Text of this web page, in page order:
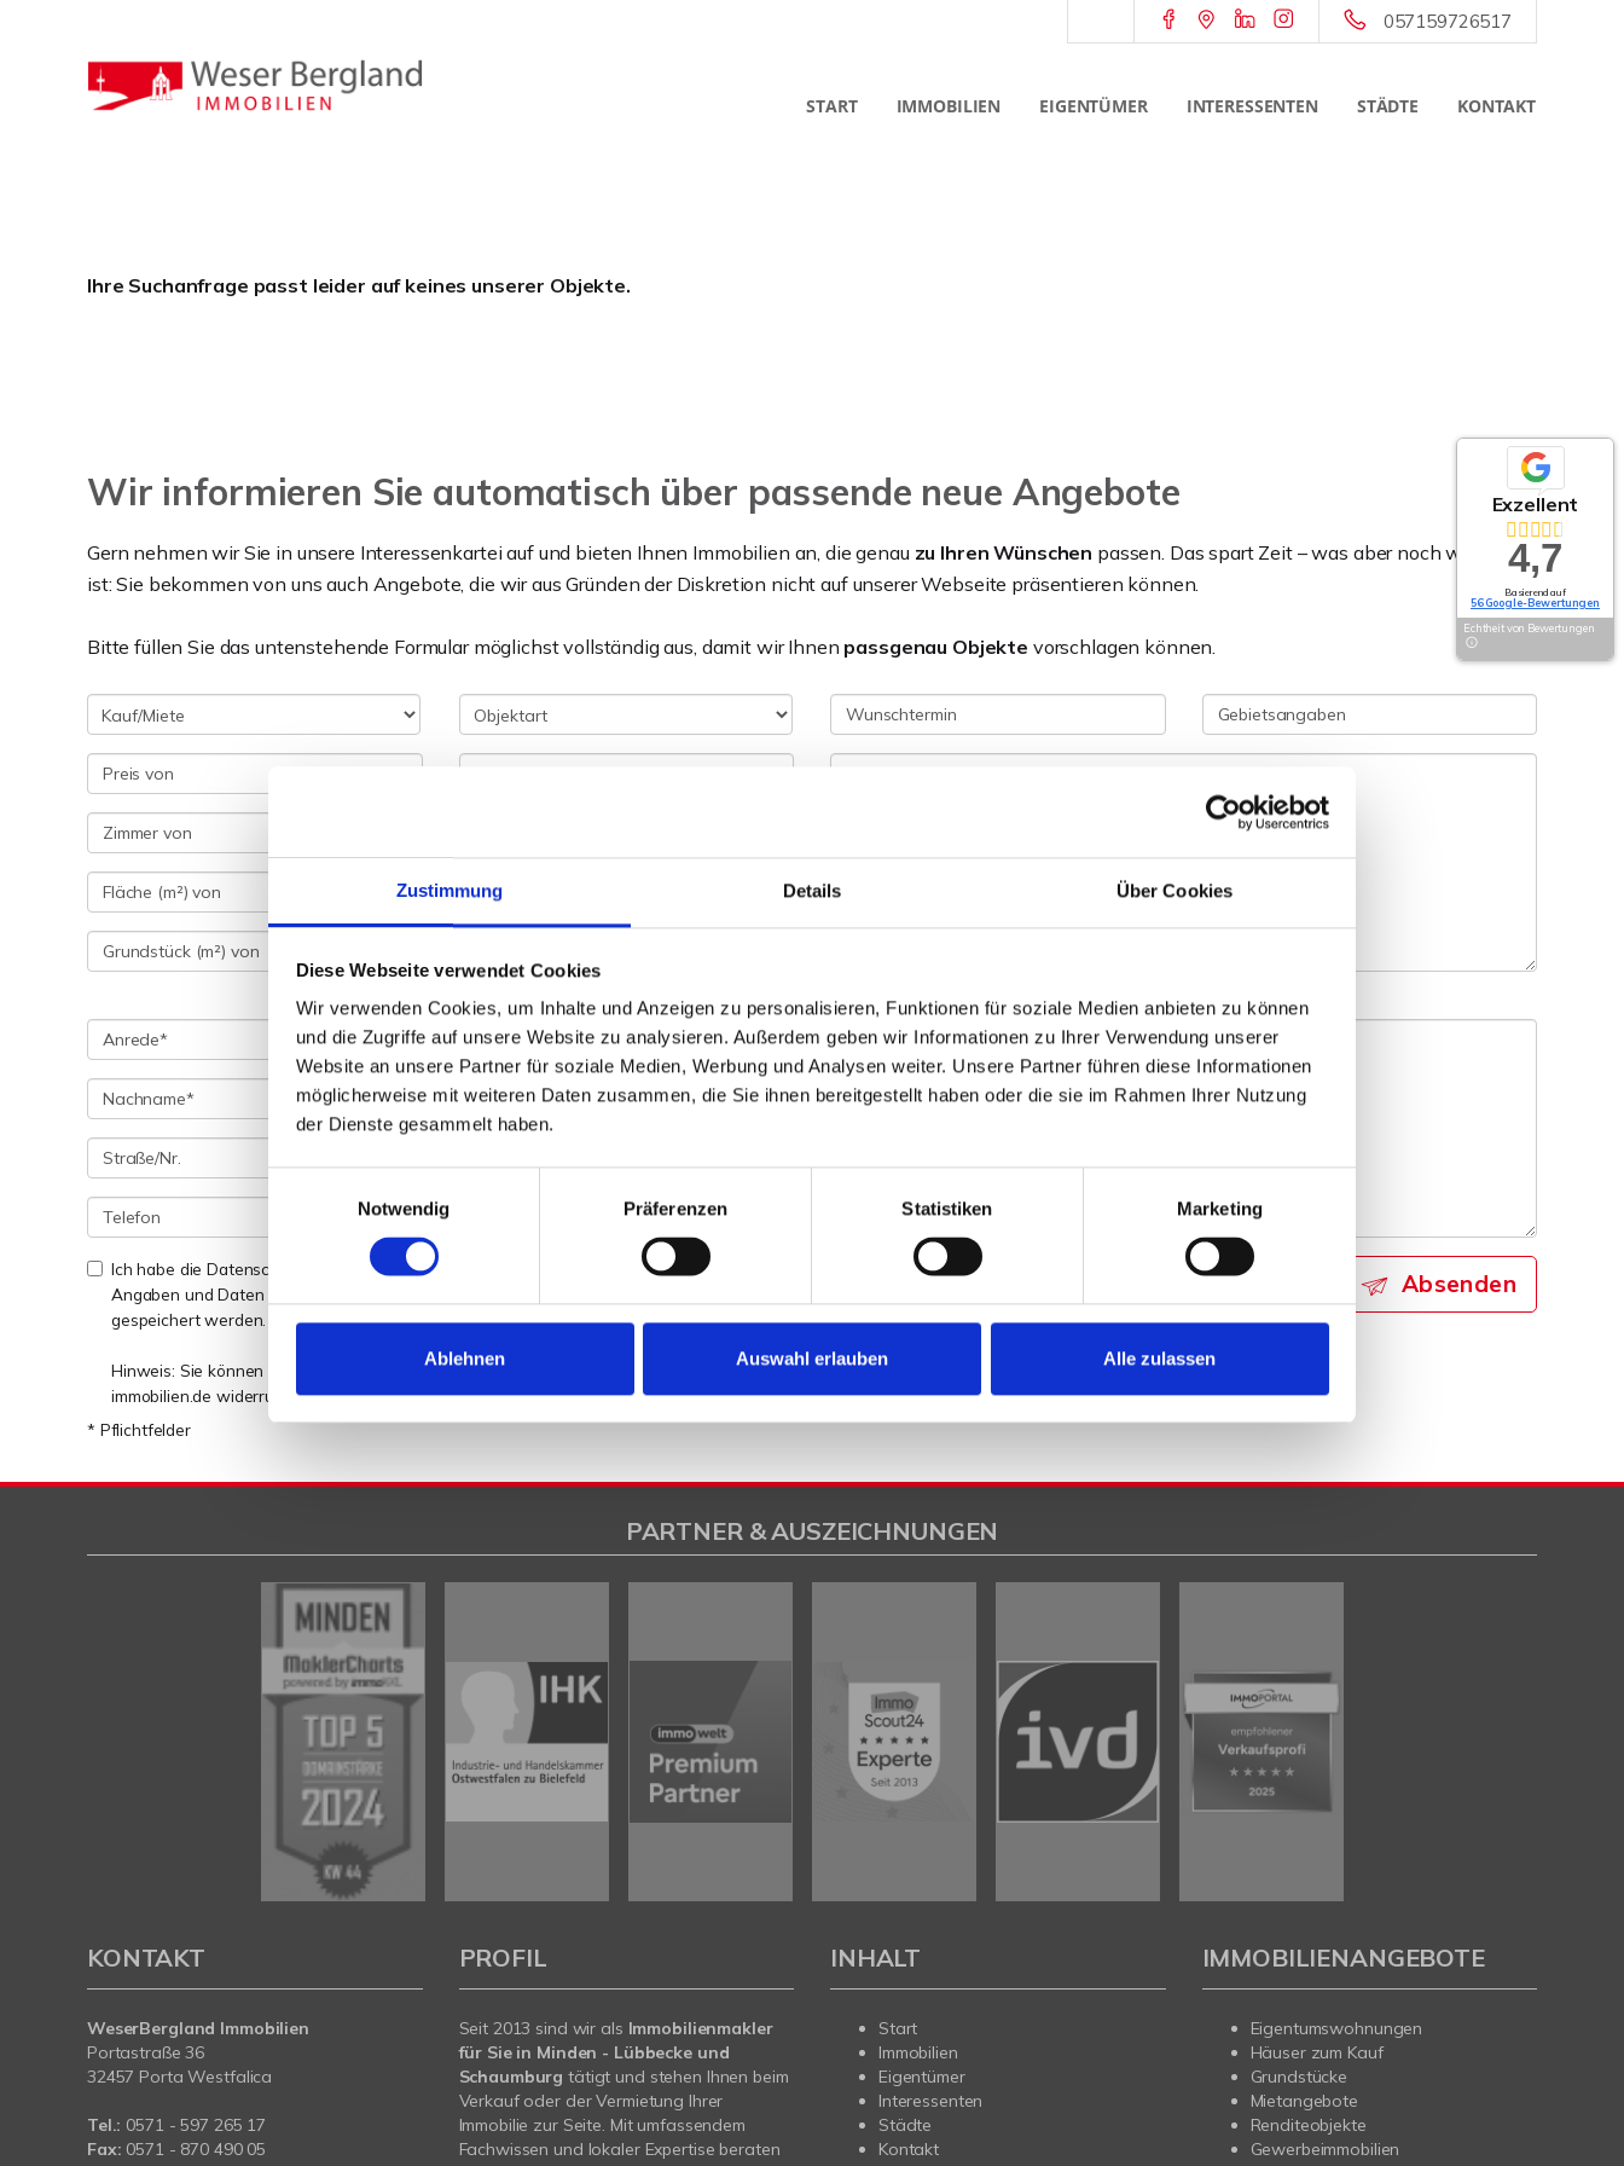
Zustimmung Details Über Cookies
Diese Webseite verwendet Cookies
Wir verwenden Cookies, um Inhalte und Anzeigen zu personalisieren, Funktionen für soziale Medien anbieten zu können
und die Zugriffe auf unsere Website zu analysieren. Außerdem geben wir Informationen zu Ihrer Verwendung unserer
Website an unsere Partner für soziale Medien, Werbung und Analysen weiter. Unsere Partner führen diese Informationen
möglicherweise mit weiteren Daten zusammen, die Sie ihnen bereitgestellt haben oder die sie im Rahmen Ihrer Nutzung
der Dienste gesammelt haben.
Einwilligungsauswahl
Notwendig
Präferenzen Statistiken Marketing
Ablehnen Auswahl erlauben Alle zulassen
057159726517
START IMMOBILIEN EIGENTÜMER INTERESSENTEN STÄDTE KONTAKT
Ihre Suchanfrage passt leider auf keines unserer Objekte.
Wir informieren Sie automatisch über passende neue Angebote
Gern nehmen wir Sie in unsere Interessenkartei auf und bieten Ihnen Immobilien an, die genau zu Ihren Wünschen passen. Das spart Zeit – was aber noch wichtiger
ist: Sie bekommen von uns auch Angebote, die wir aus Gründen der Diskretion nicht auf unserer Webseite präsentieren können.
Bitte füllen Sie das untenstehende Formular möglichst vollständig aus, damit wir Ihnen passgenau Objekte vorschlagen können.
Ich habe die Datenschutzerklärung zur Kenntnis genommen. Ich stimme zu, dass meine
Angaben und Daten zur Beantwortung meiner Anfrage elektronisch erhoben und
gespeichert werden. Ich bin einverstanden, dass Sie mich per Telefon/E-Mail kontaktieren.
Hinweis: Sie können Ihre Einwilligung jederzeit für die Zukunft per E-Mail an info@wb-
immobilien.de widerrufen. *
* Pflichtfelder
Absenden
Exzellent
4,7
Basierend auf
56 Google-Bewertungen
Echtheit von Bewertungen
PARTNER & AUSZEICHNUNGEN
KONTAKT
WeserBergland Immobilien
Portastraße 36
32457 Porta Westfalica
Tel.: 0571 - 597 265 17
Fax: 0571 - 870 490 05
PROFIL
Seit 2013 sind wir als Immobilienmakler
für Sie in Minden - Lübbecke und
Schaumburgtätigt und stehen Ihnen beim
Verkauf oder der Vermietung Ihrer
Immobilie zur Seite. Mit umfassendem
Fachwissen und lokaler Expertise beraten
INHALT
Start
Immobilien
Eigentümer
Interessenten
Städte
Kontakt
IMMOBILIENANGEBOTE
Eigentumswohnungen
Häuser zum Kauf
Grundstücke
Mietangebote
Renditeobjekte
Gewerbeimmobilien